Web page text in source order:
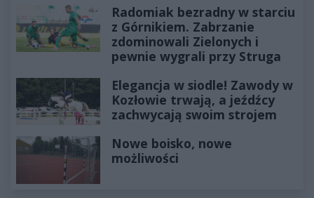
Radomiak bezradny w starciu
z Górnikiem. Zabrzanie
zdominowali Zielonych i
pewnie wygrali przy Struga
Elegancja w siodle! Zawody w
Kozłowie trwają, a jeźdźcy
zachwycają swoim strojem
Nowe boisko, nowe
możliwości